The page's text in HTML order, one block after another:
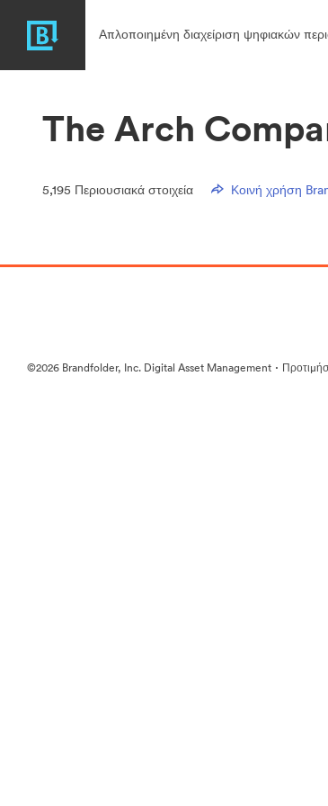
Απλοποιημένη διαχείριση ψηφιακών
The Arch
5,195 Περιουσιακά στοιχεία Κοινή χρήση
©2026 Brandfolder, Inc. Digital Asset Management ·